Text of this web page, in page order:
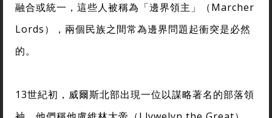
融合或統一，這些人被稱為「邊界領主」（Marcher
Lords），兩個民族之間常為邊界問題起衝突是必然
的。
13世紀初，威爾斯北部出現一位以謀略著名的部落領